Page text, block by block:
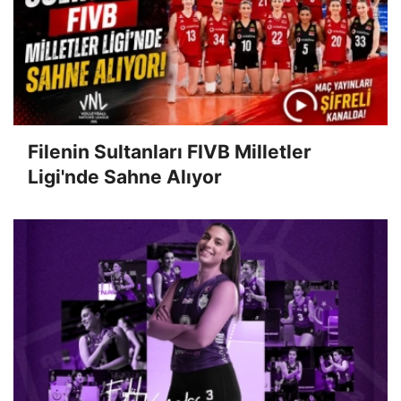
Filenin Sultanları FIVB Milletler
Ligi'nde Sahne Alıyor